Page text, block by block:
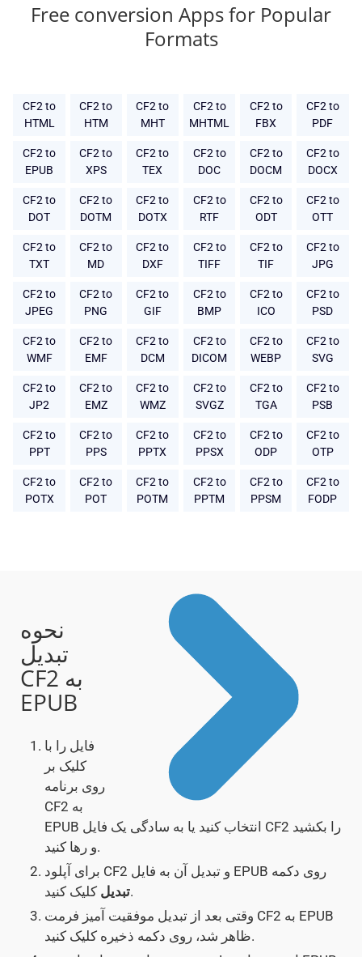
Free conversion Apps for Popular
Formats
CF2 to
HTML
CF2 to
HTM
CF2 to
MHT
CF2 to
MHTML
CF2 to
FBX
CF2 to
PDF
CF2 to
EPUB
CF2 to
XPS
CF2 to
TEX
CF2 to
DOC
CF2 to
DOCM
CF2 to
DOCX
CF2 to
DOT
CF2 to
DOTM
CF2 to
DOTX
CF2 to
RTF
CF2 to
ODT
CF2 to
OTT
CF2 to
TXT
CF2 to
MD
CF2 to
DXF
CF2 to
TIFF
CF2 to
TIF
CF2 to
JPG
CF2 to
JPEG
CF2 to
PNG
CF2 to
GIF
CF2 to
BMP
CF2 to
ICO
CF2 to
PSD
CF2 to
WMF
CF2 to
EMF
CF2 to
DCM
CF2 to
DICOM
CF2 to
WEBP
CF2 to
SVG
CF2 to
JP2
CF2 to
EMZ
CF2 to
WMZ
CF2 to
SVGZ
CF2 to
TGA
CF2 to
PSB
CF2 to
PPT
CF2 to
PPS
CF2 to
PPTX
CF2 to
PPSX
CF2 to
ODP
CF2 to
OTP
CF2 to
POTX
CF2 to
POT
CF2 to
POTM
CF2 to
PPTM
CF2 to
PPSM
CF2 to
FODP
نحوه
تبدیل
CF2 به
EPUB
فایل را با
کلیک بر
روی برنامه
CF2 به
EPUB انتخاب کنید یا به سادگی یک فایل CF2 را بکشید
و رها کنید.
برای آپلود CF2 و تبدیل آن به فایل EPUB روی دکمه
تبدیلکلیک کنید.
وقتی بعد از تبدیل موفقیت آمیز فرمت CF2 به EPUB
ظاهر شد، روی دکمه ذخیره کلیک کنید.